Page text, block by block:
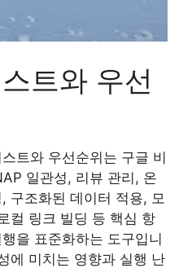
트와 우선
트와 우선순위는 구글 비
일관성, 리뷰 관리, 온
구조화된 데이터 적용, 모
컬 링크 빌딩 등 핵심 항
을 표준화하는 도구입니
에 미치는 영향과 실행 난